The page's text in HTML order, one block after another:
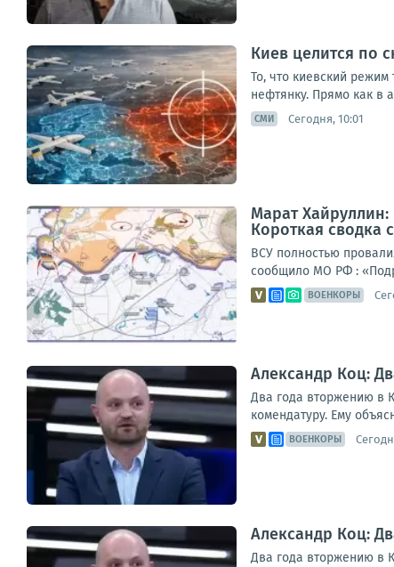
Киев целится по
То, что киевский
нефтянку. Прямо как в
СМИ Сегодня, 10:01
Марат
Короткая сводка
ВСУ полностью
сообщило МО РФ :
ВОЕНКОРЫ
Александр Коц:
Два года вторжению в
комендатуру. Ему
ВОЕНКОРЫ
Александр Коц:
Два года вторжению в